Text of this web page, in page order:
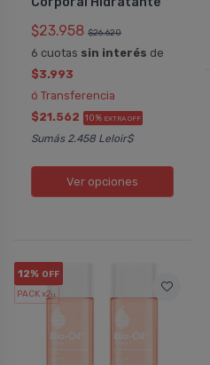
$23.958 $26.620
6 cuotas sin interés de
$3.993
ó Transferencia
$21.562 10% EXTRA OFF
Sumás 2.458 Leloir$
Ver opciones
12% OFF
PACK x2u.